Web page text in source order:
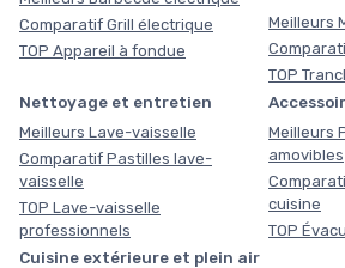
Comparatif Grill électrique
TOP Appareil à fondue
Meilleurs
TOP
Nettoyage et entretien
Meilleurs Lave-vaisselle
Comparatif Pastilles lave-
vaisselle
TOP Lave-vaisselle
professionnels
Meilleurs
amovibles
cuisine
TOP
Cuisine extérieure et plein air